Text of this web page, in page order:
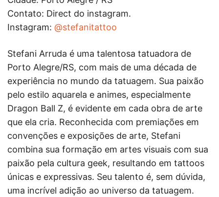
Contato: Direct do instagram.
Instagram: @stefanitattoo
Stefani Arruda é uma talentosa tatuadora de
Porto Alegre/RS, com mais de uma década de
experiência no mundo da tatuagem. Sua paixão
pelo estilo aquarela e animes, especialmente
Dragon Ball Z, é evidente em cada obra de arte
que ela cria. Reconhecida com premiações em
convenções e exposições de arte, Stefani
combina sua formação em artes visuais com sua
paixão pela cultura geek, resultando em tattoos
únicas e expressivas. Seu talento é, sem dúvida,
uma incrível adição ao universo da tatuagem.